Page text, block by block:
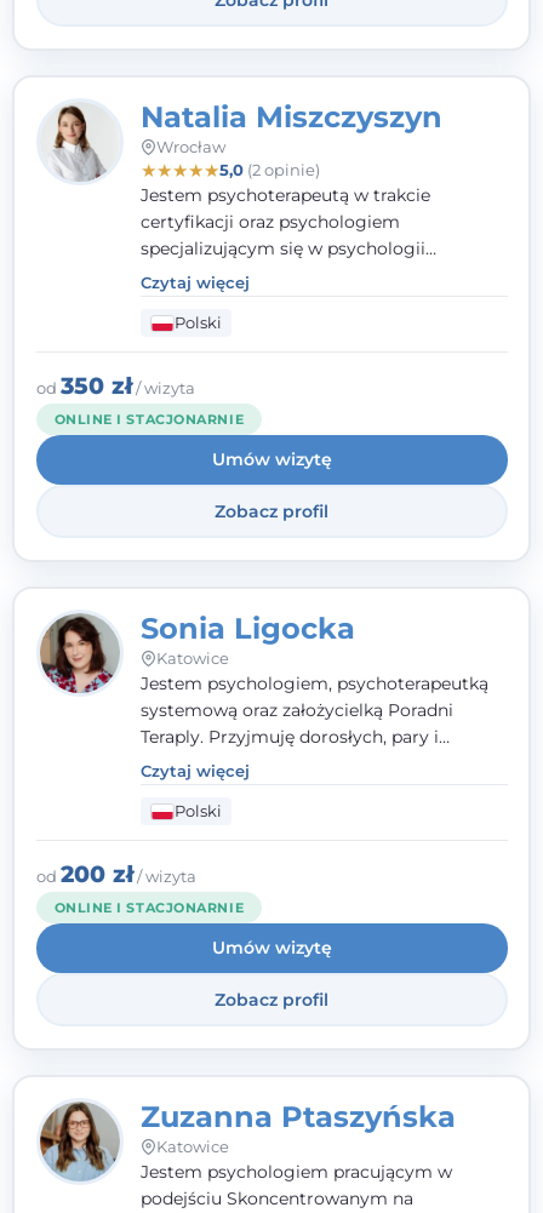
Natalia Miszczyszyn
Wrocław
★★★★★5,0(2 opinie)
Jestem psychoterapeutą w trakcie
certyfikacji oraz psychologiem
specjalizującym się w psychologii
klinicznej. Ukończyłam również studia
podyplomowe z Praktycznej Diagnozy
Psychologicznej. Aktywnie uczestniczę w
działalności Polskiego Towarzystwa
Psychiatrycznego oraz Polskiego
Towarzystwa Psychologicznego, a także
jestem członkiem nadzwyczajnym
Wielkopolskiego Towarzystwa Terapii
Systemowej.
Czytaj więcej
Polski
od 350 zł/ wizyta
ONLINE I STACJONARNIE
Umów wizytę
Zobacz profil
Sonia Ligocka
Katowice
Jestem psychologiem, psychoterapeutką
systemową oraz założycielką Poradni
Teraply. Przyjmuję dorosłych, pary i
rodziny, dobierając metody do
indywidualnych zasobów pacjenta. Wierzę
w drzemiące w Tobie zasoby, które
pozwolą Ci wyjść z kryzysu - a jeśli jeszcze
ich nie widzisz, pomogę Ci je odsłonić.
Czytaj więcej
Polski
od 200 zł/ wizyta
ONLINE I STACJONARNIE
Umów wizytę
Zobacz profil
Zuzanna Ptaszyńska
Katowice
Jestem psychologiem pracującym w
podejściu Skoncentrowanym na